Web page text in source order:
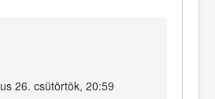
26. csütörtök, 20:59